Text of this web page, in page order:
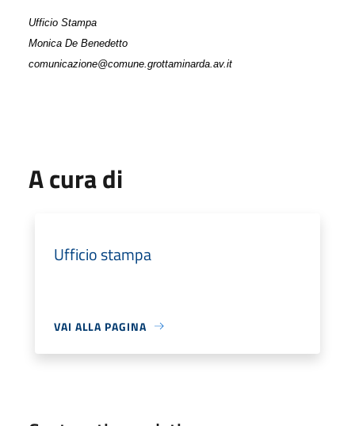
Ufficio Stampa
Monica De Benedetto
comunicazione@comune.grottaminarda.av.it
A cura di
Ufficio stampa
VAI ALLA PAGINA